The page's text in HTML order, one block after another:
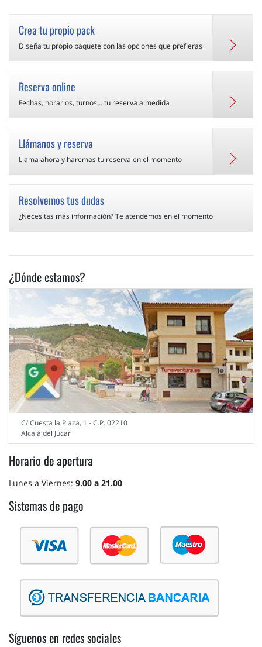
Crea tu propio pack
Diseña tu propio paquete con las opciones que prefieras
Reserva online
Fechas, horarios, turnos... tu reserva a medida
Llámanos y reserva
Llama ahora y haremos tu reserva en el momento
Resolvemos tus dudas
¿Necesitas más información? Te atendemos en el momento
¿Dónde estamos?
C/ Cuesta la Plaza, 1 - C.P. 02210
Alcalá del Júcar
Horario de apertura
Lunes a Viernes: 9.00 a 21.00
Sistemas de pago
Síguenos en redes sociales